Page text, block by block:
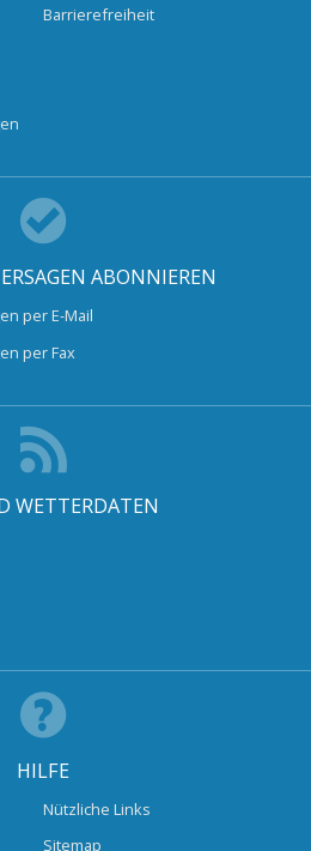
Barrierefreiheit
ABONNIEREN
per E-Mail
per Fax
WETTERDATEN
HILFE
Nützliche Links
Sitemap